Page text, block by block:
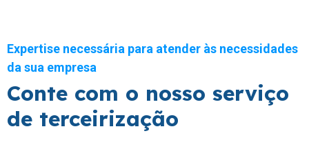
Expertise necessária para atender às necessidades
da sua empresa
Conte com o nosso serviço
de terceirização